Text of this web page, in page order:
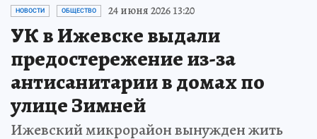
НОВОСТИ ОБЩЕСТВО 24 июня 2026 13:20
УК в Ижевске выдали
предостережение из-за
антисанитарии в домах по
улице Зимней
Ижевский микрорайон вынужден жить